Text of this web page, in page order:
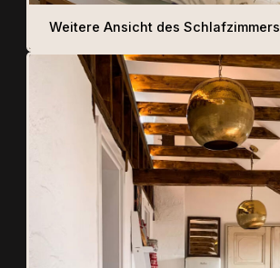
Weitere Ansicht des Schlafzimmers